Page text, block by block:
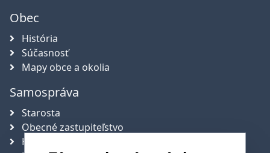
Obec
História
Súčasnosť
Mapy obce a okolia
Samospráva
Starosta
Obecné zastupiteľstvo
Hlavný kontrolór obce